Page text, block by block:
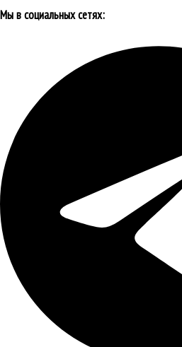
Мы в социальных сетях: